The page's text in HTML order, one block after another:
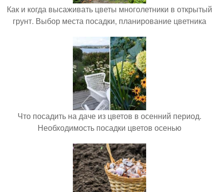
Как и когда высаживать цветы многолетники в открытый
грунт. Выбор места посадки, планирование цветника
Что посадить на даче из цветов в осенний период.
Необходимость посадки цветов осенью